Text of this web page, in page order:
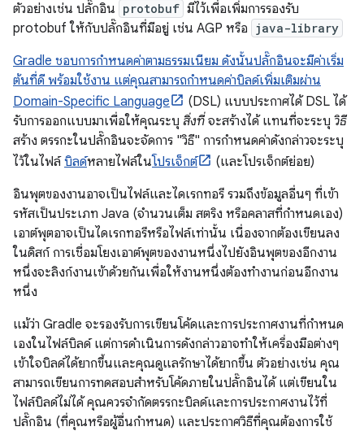
ตัวอย่างเช่น ปลั๊กอิน protobuf มีไว้เพื่อเพิ่มการรองรับ
protobuf ให้กับปลั๊กอินที่มีอยู่ เช่น AGP หรือ java-library
Gradle ชอบการกำหนดค่าตามธรรมเนียม ดังนั้นปลั๊กอินจะมีค่าเริ่ม
ต้นที่ดี พร้อมใช้งาน แต่คุณสามารถกำหนดค่าบิลด์เพิ่มเติมผ่าน
Domain-Specific Language
(DSL) แบบประกาศได้ DSL ได้
รับการออกแบบมาเพื่อให้คุณระบุ สิ่งที่ จะสร้างได้ แทนที่จะระบุ วิธี
สร้าง ตรรกะในปลั๊กอินจะจัดการ "วิธี" การกำหนดค่าดังกล่าวจะระบุ
ไว้ในไฟล์บิลด์หลายไฟล์ในโปรเจ็กต์
(และโปรเจ็กต์ย่อย)
อินพุตของงานอาจเป็นไฟล์และไดเรกทอรี รวมถึงข้อมูลอื่นๆ ที่เข้า
รหัสเป็นประเภท Java (จำนวนเต็ม สตริง หรือคลาสที่กำหนดเอง)
เอาต์พุตอาจเป็นไดเรกทอรีหรือไฟล์เท่านั้น เนื่องจากต้องเขียนลง
ในดิสก์ การเชื่อมโยงเอาต์พุตของงานหนึ่งไปยังอินพุตของอีกงาน
หนึ่งจะลิงก์งานเข้าด้วยกันเพื่อให้งานหนึ่งต้องทำงานก่อนอีกงาน
หนึ่ง
แม้ว่า Gradle จะรองรับการเขียนโค้ดและการประกาศงานที่กำหนด
เองในไฟล์บิลด์ แต่การดำเนินการดังกล่าวอาจทำให้เครื่องมือต่างๆ
เข้าใจบิลด์ได้ยากขึ้นและคุณดูแลรักษาได้ยากขึ้น ตัวอย่างเช่น คุณ
สามารถเขียนการทดสอบสำหรับโค้ดภายในปลั๊กอินได้ แต่เขียนใน
ไฟล์บิลด์ไม่ได้ คุณควรจำกัดตรรกะบิลด์และการประกาศงานไว้ที่
ปลั๊กอิน (ที่คุณหรือผู้อื่นกำหนด) และประกาศวิธีที่คุณต้องการใช้